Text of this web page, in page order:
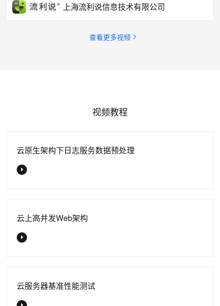
上海流利说信息技术有限公司
查看更多视频
视频教程
云原生架构下日志服务数据预处理
云上高并发Web架构
云服务器基准性能测试